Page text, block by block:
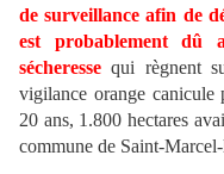
de surveillance afin de
est probablement dû
sécheresse qui règnent
vigilance orange
20 ans, 1.800 hectares
commune de Saint-